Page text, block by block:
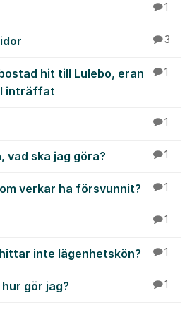
1
3
hit till Lulebo, eran
inträffat
1
1
vad ska jag göra? 1
verkar ha försvunnit? 1
1
inte lägenhetskön? 1
gör jag? 1